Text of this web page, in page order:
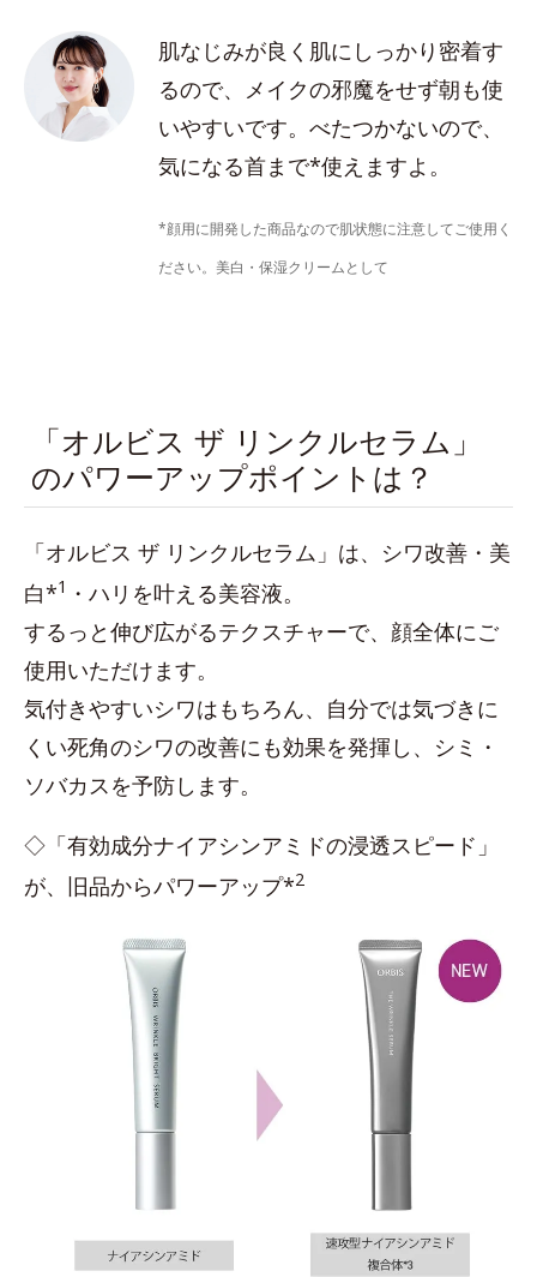
肌なじみが良く肌にしっかり密着す
るので、メイクの邪魔をせず朝も使
いやすいです。べたつかないので、
気になる首まで*使えますよ。
*顔用に開発した商品なので肌状態に注意してご使用く
ださい。美白・保湿クリームとして
「オルビス ザ リンクルセラム」
のパワーアップポイントは？
「オルビス ザ リンクルセラム」は、シワ改善・美
白*1 ・ハリを叶える美容液。
するっと伸び広がるテクスチャーで、顔全体にご
使用いただけます。
気付きやすいシワはもちろん、自分では気づきに
くい死角のシワの改善にも効果を発揮し、シミ・
ソバカスを予防します。
◇「有効成分ナイアシンアミドの浸透スピード」
が、旧品からパワーアップ*2